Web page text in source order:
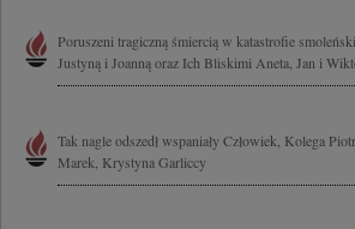
Poruszeni tragiczną śmiercią w katastrofie
Justyną i Joanną oraz Ich Bliskimi Aneta, Jan i
Tak nagle odszedł wspaniały Człowiek, Kolega
Marek, Krystyna Garliccy